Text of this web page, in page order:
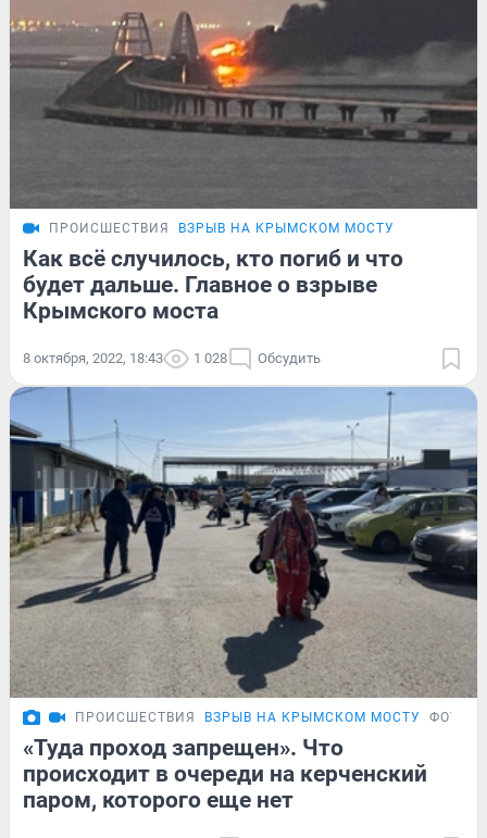
ПРОИСШЕСТВИЯ ВЗРЫВ НА КРЫМСКОМ МОСТУ
Как всё случилось, кто погиб и что
будет дальше. Главное о взрыве
Крымского моста
8 октября, 2022, 18:43 1 028 Обсудить
ПРОИСШЕСТВИЯ ВЗРЫВ НА КРЫМСКОМ МОСТУ
«Туда проход запрещен». Что
происходит в очереди на керченский
паром, которого еще нет